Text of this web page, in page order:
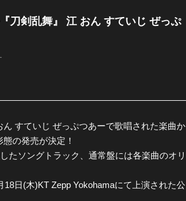
ざめ
会
ー
刀剣乱舞』 江 おん すていじ ぜっぷ
すていじ ぜっぷつあーで歌唱された楽曲か
の発売が決定！
たソングトラック、通常盤には各楽曲のオリ
日(木)KT Zepp Yokohamaにて上演された公